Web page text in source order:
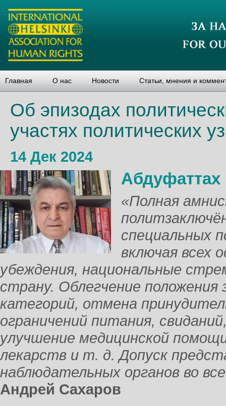
Главная О нас Новости Статьи, мнения и
Об эпизодах
участях политических
14 Дек 2024
«Полная
специальных
включая всех
убеждения, национальные
страну. Облегчение положения
категорий, отмена
ограничений питания,
улучшение медицинской
лекарств и т. д. Допуск
наблюдательных органов во
Андрей Сахаров